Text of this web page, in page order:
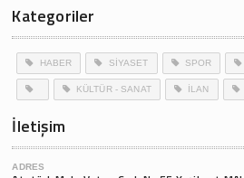
Kategoriler
HABER SİYASET SPOR
KÜLTÜR - SANAT İLAN
İletişim
ADRES